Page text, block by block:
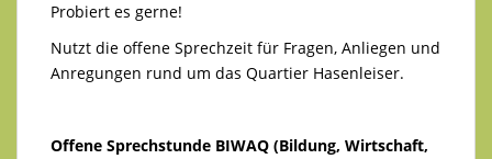
Probiert es gerne!
Nutzt die offene Sprechzeit für Fragen, Anliegen und
Anregungen rund um das Quartier Hasenleiser.
Offene Sprechstunde BIWAQ (Bildung, Wirtschaft,